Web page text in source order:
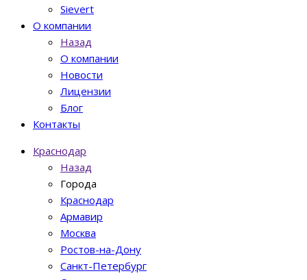
Sievert
О компании
Назад
О компании
Новости
Лицензии
Блог
Контакты
Краснодар
Назад
Города
Краснодар
Армавир
Москва
Ростов-на-Дону
Санкт-Петербург